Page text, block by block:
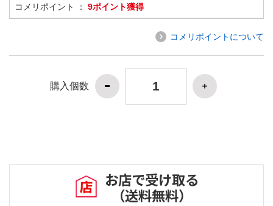
コメリポイント ： 9ポイント獲得
コメリポイントについて
購入個数
お店で受け取る
（送料無料）